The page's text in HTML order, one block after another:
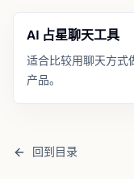
AI 占星聊天工具
适合比较用聊天方式
产品。
回到目录